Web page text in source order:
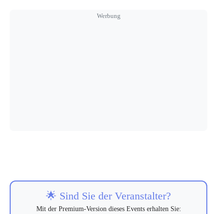
Werbung
🌟 Sind Sie der Veranstalter?
Mit der Premium-Version dieses Events erhalten Sie: